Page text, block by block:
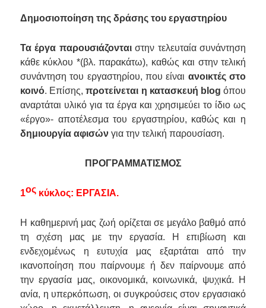
Δημοσιοποίηση της δράσης του εργαστηρίου
Τα έργα παρουσιάζονταιστην τελευταία συνάντηση
κάθε κύκλου *(βλ. παρακάτω), καθώς και στην τελική
συνάντηση του εργαστηρίου, που είναι ανοικτές στο
κοινό. Επίσης,προτείνεται η κατασκευή blog όπου
αναρτάται υλικό για τα έργα και χρησιμεύει το ίδιο ως
«έργο»- αποτέλεσμα του εργαστηρίου, καθώς και η
δημιουργία αφισώνγια την τελική παρουσίαση.
ΠΡΟΓΡΑΜΜΑΤΙΣΜΟΣ
1ος κύκλος: ΕΡΓΑΣΙΑ.
Η καθημερινή μας ζωή ορίζεται σε μεγάλο βαθμό από
τη σχέση μας με την εργασία. Η επιβίωση και
ενδεχομένως η ευτυχία μας εξαρτάται από την
ικανοποίηση που παίρνουμε ή δεν παίρνουμε από
την εργασία μας, οικονομικά, κοινωνικά, ψυχικά. Η
ανία, η υπερκόπωση, οι συγκρούσεις στον εργασιακό